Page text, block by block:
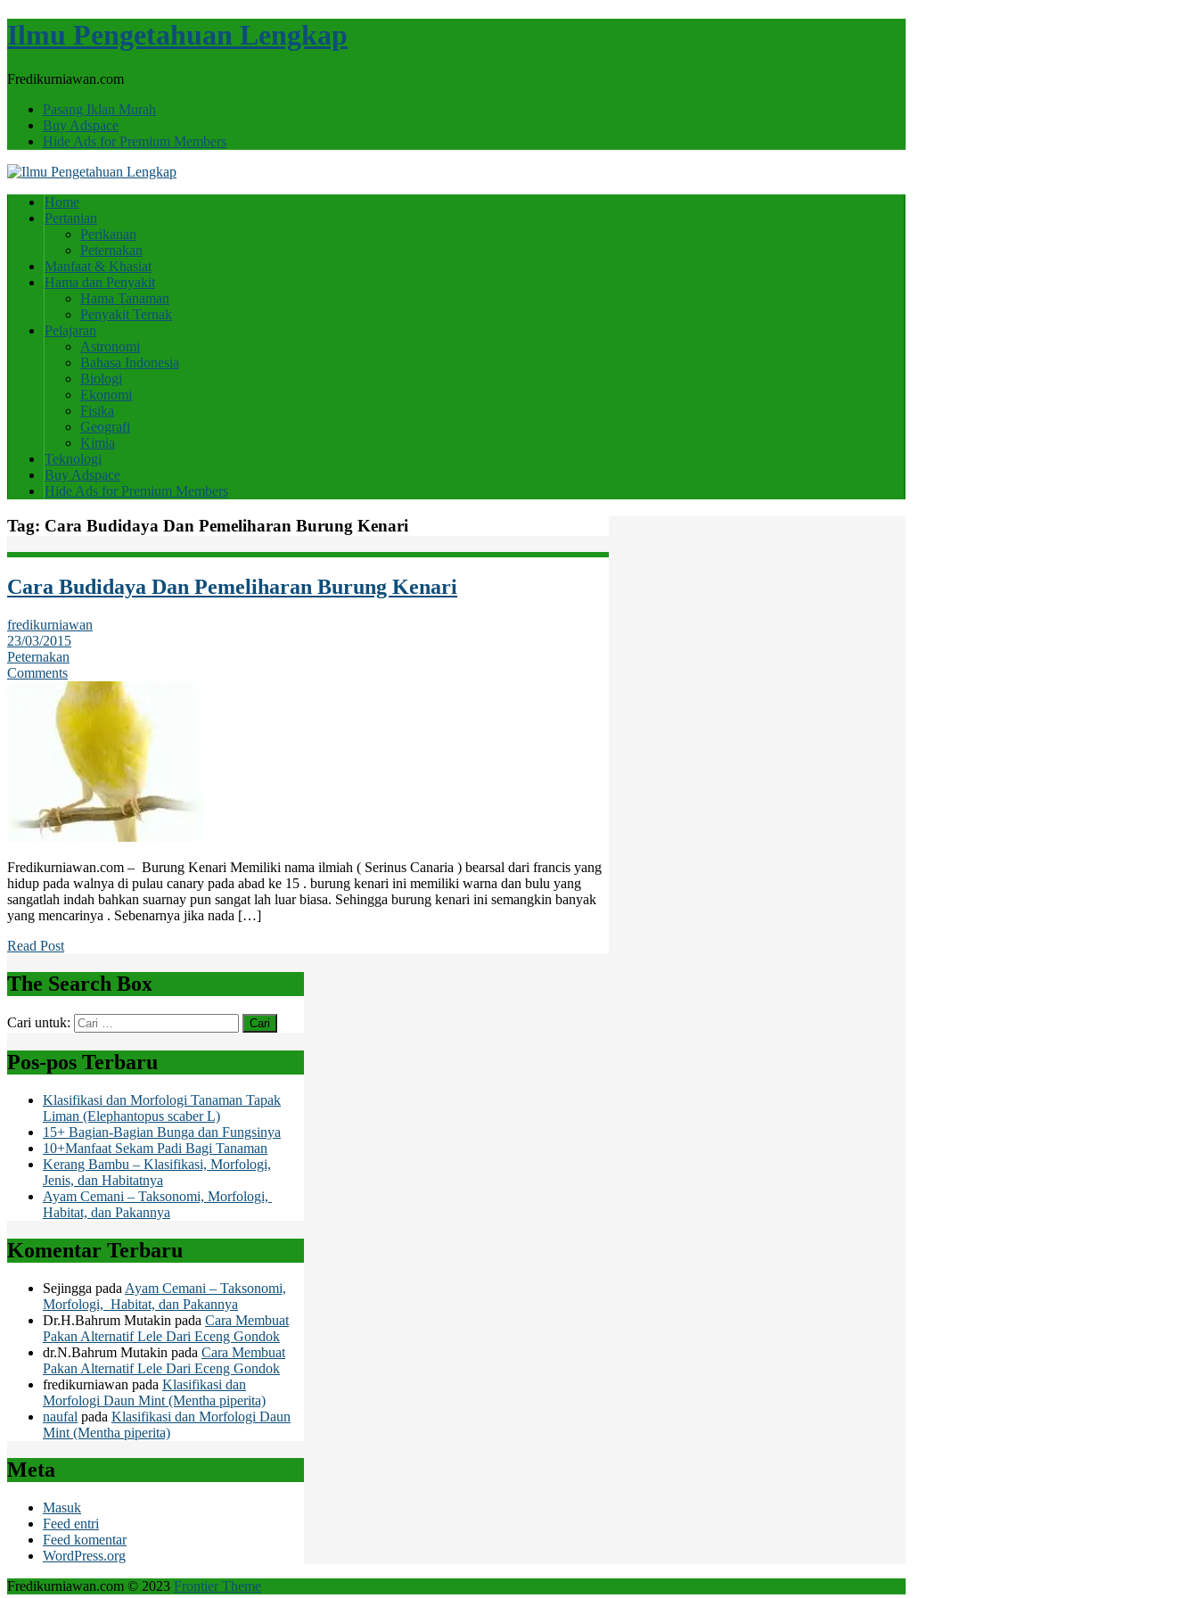
Ilmu Pengetahuan Lengkap
Fredikurniawan.com
Pasang Iklan Murah
Buy Adspace
Hide Ads for Premium Members
Home
Pertanian
Perikanan
Peternakan
Manfaat & Khasiat
Hama dan Penyakit
Hama Tanaman
Penyakit Ternak
Pelajaran
Astronomi
Bahasa Indonesia
Biologi
Ekonomi
Fisika
Geografi
Kimia
Teknologi
Buy Adspace
Hide Ads for Premium Members
Tag: Cara Budidaya Dan Pemeliharan Burung Kenari
Cara Budidaya Dan Pemeliharan Burung Kenari
fredikurniawan
23/03/2015
Peternakan
Comments
Fredikurniawan.com – Burung Kenari Memiliki nama ilmiah ( Serinus Canaria ) bearsal dari francis yang
hidup pada walnya di pulau canary pada abad ke 15 . burung kenari ini memiliki warna dan bulu yang
sangatlah indah bahkan suarnay pun sangat lah luar biasa. Sehingga burung kenari ini semangkin banyak
yang mencarinya . Sebenarnya jika nada […]
Read Post
The Search Box
Cari untuk:
Pos-pos Terbaru
Klasifikasi dan Morfologi Tanaman Tapak
Liman (Elephantopus scaber L)
15+ Bagian-Bagian Bunga dan Fungsinya
10+Manfaat Sekam Padi Bagi Tanaman
Kerang Bambu – Klasifikasi, Morfologi,
Jenis, dan Habitatnya
Ayam Cemani – Taksonomi, Morfologi,
Habitat, dan Pakannya
Komentar Terbaru
Sejingga pada Ayam Cemani – Taksonomi,
Morfologi, Habitat, dan Pakannya
Dr.H.Bahrum Mutakin pada Cara Membuat
Pakan Alternatif Lele Dari Eceng Gondok
dr.N.Bahrum Mutakin pada Cara Membuat
Pakan Alternatif Lele Dari Eceng Gondok
fredikurniawan pada Klasifikasi dan
Morfologi Daun Mint (Mentha piperita)
naufal pada Klasifikasi dan Morfologi Daun
Mint (Mentha piperita)
Meta
Masuk
Feed entri
Feed komentar
WordPress.org
Fredikurniawan.com © 2023 Frontier Theme